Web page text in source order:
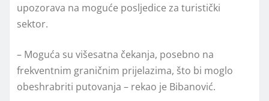
upozorava na moguće posljedice za turistički
sektor.
– Moguća su višesatna čekanja, posebno na
frekventnim graničnim prijelazima, što bi moglo
obeshrabriti putovanja – rekao je Bibanović.